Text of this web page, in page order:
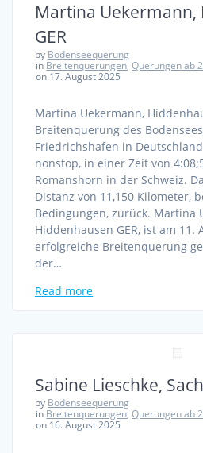
Martina Uekermann,
GER
by Bodenseequerung
in Breitenquerungen,Querungen ab
on 17. August 2025
Martina Uekermann,
Breitenquerung des
Friedrichshafen in
nonstop, in einer Zeit von
Romanshorn in der Schweiz.
Distanz von 11,150 Kilometer,
Bedingungen, zurück. Martina
Hiddenhausen GER, ist am 11.
erfolgreiche Breitenquerung
der…
Read more
Sabine Lieschke,
by Bodenseequerung
in Breitenquerungen,Querungen ab
on 16. August 2025